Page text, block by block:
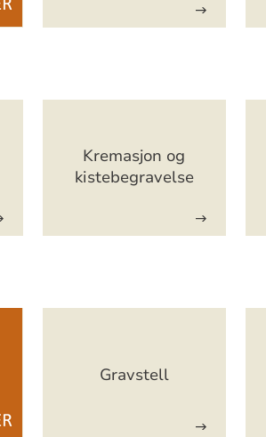
Kremasjon og
kistebegravelse
Gravstell